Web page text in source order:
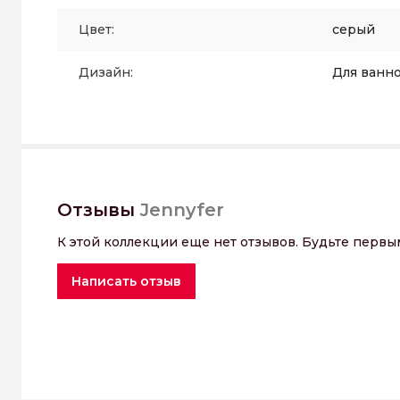
Цвет: серый
Дизайн: Для
Отзывы Jennyfer
К этой коллекции еще нет отзывов. Будьте
Написать отзыв